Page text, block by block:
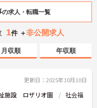
の求人・転職一覧
1件 ＋非公開求人
月収順 年収順
更新日：2025年10月10日
施設 ロザリオ園
社会福